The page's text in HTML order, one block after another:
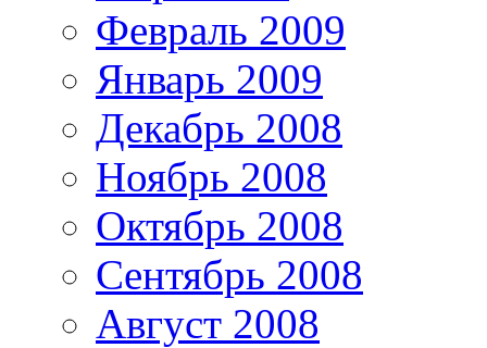
Февраль 2009
Январь 2009
Декабрь 2008
Ноябрь 2008
Октябрь 2008
Сентябрь 2008
Август 2008